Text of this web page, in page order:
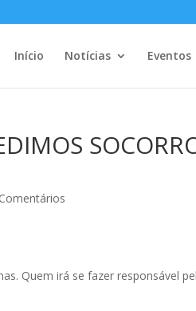
Início Notícias Eventos
Quem irá se fazer responsável